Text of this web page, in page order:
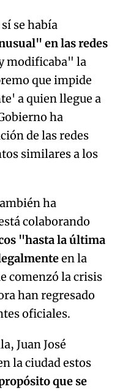
se había
en las redes
modificaba" la
que impide
a quien llegue a
ha
de las redes
similares a los
ha
colaborando
"hasta la última
en la
comenzó la crisis
han regresado
oficiales.
Juan José
la ciudad estos
que se